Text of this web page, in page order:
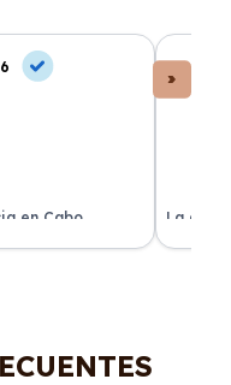
en Cabo
condiciones y sin
La
de